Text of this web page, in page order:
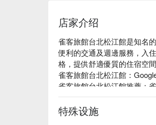
店家介绍
雀客旅館台北松江館是知名
便利的交通及週邊服務，入
格，提供舒適優質的住宿空間
雀客旅館台北松江館：
雀客旅館台北松江館推薦：
區裡，提供給旅人一個舒適
空間更開闊明亮。嚴謹的細
雀客旅館台北松江館優惠、
特殊设施